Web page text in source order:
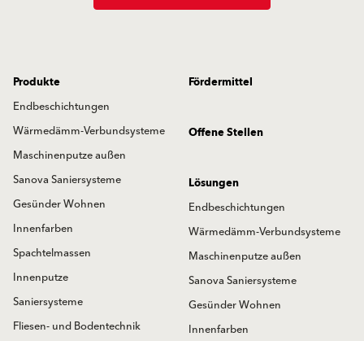
Produkte
Endbeschichtungen
Wärmedämm-Verbundsysteme
Maschinenputze außen
Sanova Saniersysteme
Gesünder Wohnen
Innenfarben
Spachtelmassen
Innenputze
Saniersysteme
Fliesen- und Bodentechnik
Fördermittel
Offene Stellen
Lösungen
Endbeschichtungen
Wärmedämm-Verbundsysteme
Maschinenputze außen
Sanova Saniersysteme
Gesünder Wohnen
Innenfarben